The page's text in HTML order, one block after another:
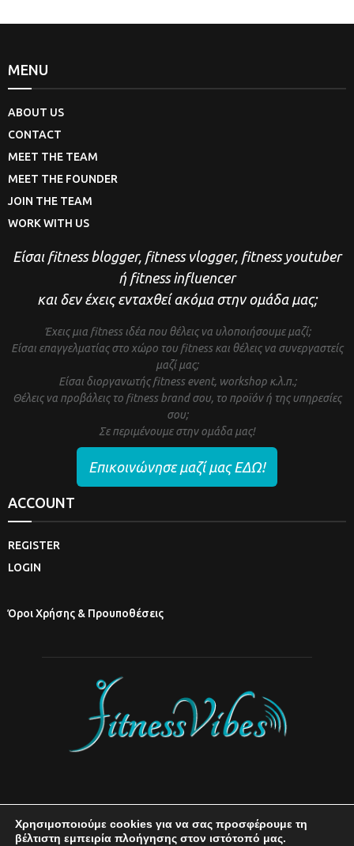
MENU
ABOUT US
CONTACT
MEET THE TEAM
MEET THE FOUNDER
JOIN THE TEAM
WORK WITH US
Είσαι fitness blogger, fitness vlogger, fitness youtuber
ή fitness influencer
και δεν έχεις ενταχθεί ακόμα στην ομάδα μας;
Έχεις μια fitness ιδέα που θέλεις να υλοποιήσουμε μαζί;
Είσαι επαγγελματίας στο χώρο του fitness και θέλεις να συνεργαστείς
μαζί μας;
Είσαι διοργανωτής fitness event, workshop κ.λ.π.;
Θέλεις να προβάλεις το fitness brand σου, το προϊόν ή της υπηρεσίες
σου;
Σε περιμένουμε στην ομάδα μας!
Επικοινώνησε μαζί μας ΕΔΩ!
ACCOUNT
REGISTER
LOGIN
Όροι Χρήσης & Προυποθέσεις
Χρησιμοποιούμε cookies για να σας προσφέρουμε τη
βέλτιστη εμπειρία πλοήγησης στον ιστότοπό μας.